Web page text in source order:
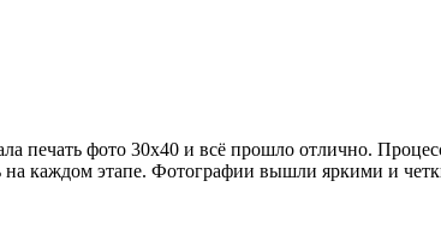
печать фото 30х40 и всё прошло отлично.
каждом этапе. Фотографии вышли яркими и